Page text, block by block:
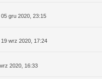
05 gru 2020, 23:15
19 wrz 2020, 17:24
2020, 16:33